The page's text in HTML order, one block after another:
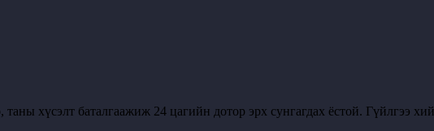
хүсэлт баталгаажиж 24 цагийн дотор эрх сунгагдах ёстой. Гүйлгээ